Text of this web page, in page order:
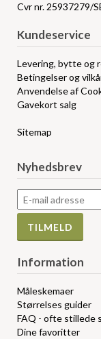
Cvr nr. 25937279/
Kundeservice
Levering, bytte og
Betingelser og
Anvendelse af
Gavekort salg
Sitemap
Nyhedsbrev
Information
Måleskemaer
Størrelses guider
FAQ - ofte stillede
Dine favoritter